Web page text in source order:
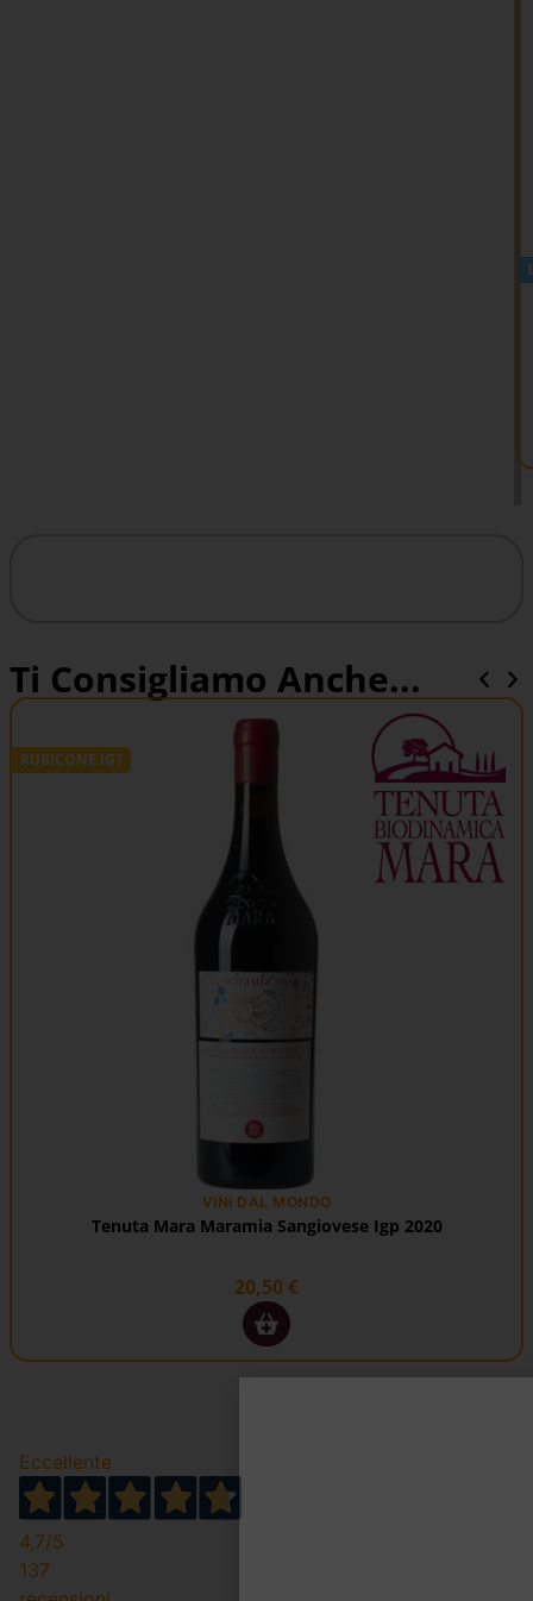
Ti Consigliamo Anche...
RUBICONE IGT
VINI DAL MONDO
Tenuta Mara Maramia Sangiovese Igp 2020
20,50€
Eccellente
4,7/5
137